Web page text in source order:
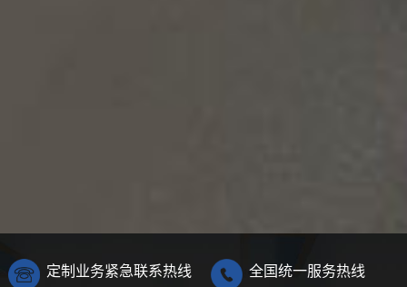
定制业务紧急联系热线 全国统一服务热线